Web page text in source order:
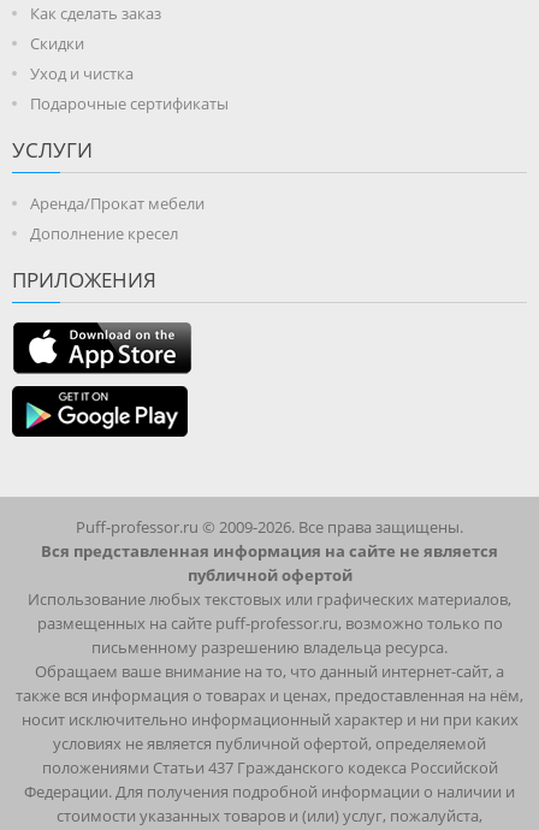
Как сделать заказ
Скидки
Уход и чистка
Подарочные сертификаты
УСЛУГИ
Аренда/Прокат мебели
Дополнение кресел
ПРИЛОЖЕНИЯ
Puff-professor.ru © 2009-2026. Все права защищены.
Вся представленная информация на сайте не является
публичной офертой
Использование любых текстовых или графических материалов,
размещенных на сайте puff-professor.ru, возможно только по
письменному разрешению владельца ресурса.
Обращаем ваше внимание на то, что данный интернет-сайт, а
также вся информация о товарах и ценах, предоставленная на нём,
носит исключительно информационный характер и ни при каких
условиях не является публичной офертой, определяемой
положениями Статьи 437 Гражданского кодекса Российской
Федерации. Для получения подробной информации о наличии и
стоимости указанных товаров и (или) услуг, пожалуйста,